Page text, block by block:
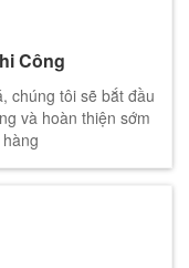
Công
chúng tôi sẽ bắt đầu
và hoàn thiện sớm